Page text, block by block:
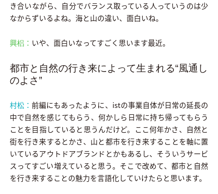
き合いながら、自分でバランス取っている人っていうのは少
なからずいるよね。海と山の違い、面白いね。
興梠： いや、面白いなってすごく思います最近。
都市と自然の行き来によって生まれる“風通し
のよさ”
村松：前編にもあったように、istの事業自体が日常の延長の
中で自然を感じてもらう、何かしら日常に持ち帰ってもらう
ことを目指していると思うんだけど。ここ何年かさ、自然と
街を行き来するとかさ、山と都市を行き来することを軸に置
いているアウトドアブランドとかもあるし、そういうサービ
スってすごい増えていると思う。そこで改めて、都市と自然
を行き来することの魅力を言語化していけたらと思います。